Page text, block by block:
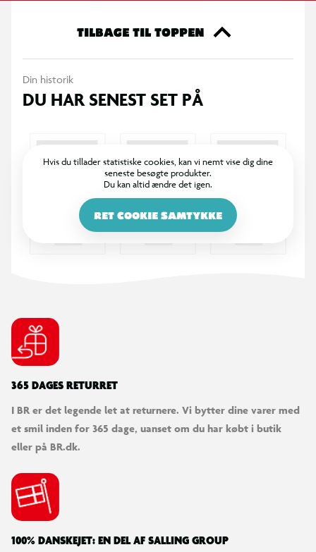
TILBAGE TIL TOPPEN
Din historik
DU HAR SENEST SET PÅ
Hvis du tillader statistiske cookies, kan vi nemt vise dig dine
seneste besøgte produkter.
Du kan altid ændre det igen.
RET COOKIE SAMTYKKE
365 DAGES RETURRET
I BR er det legende let at returnere. Vi bytter dine varer med
et smil inden for 365 dage, uanset om du har købt i butik
eller på BR.dk.
100% DANSKEJET: EN DEL AF SALLING GROUP